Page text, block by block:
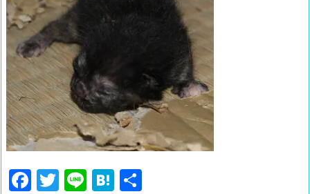
F
T
Li H